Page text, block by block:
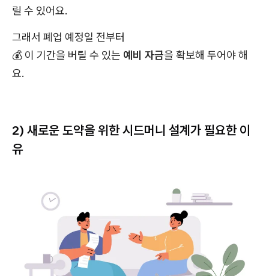
릴 수 있어요.
그래서 폐업 예정일 전부터
💰 이 기간을 버틸 수 있는 예비 자금을 확보해 두어야 해
요.
2) 새로운 도약을 위한 시드머니 설계가 필요한 이
유